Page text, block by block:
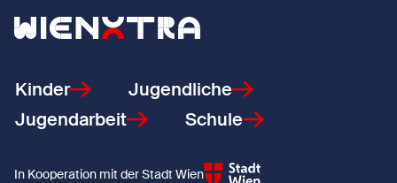
Zurück zur Startseite
Kinder
Jugendliche
Jugendarbeit
Schule
In Kooperation mit der Stadt Wien